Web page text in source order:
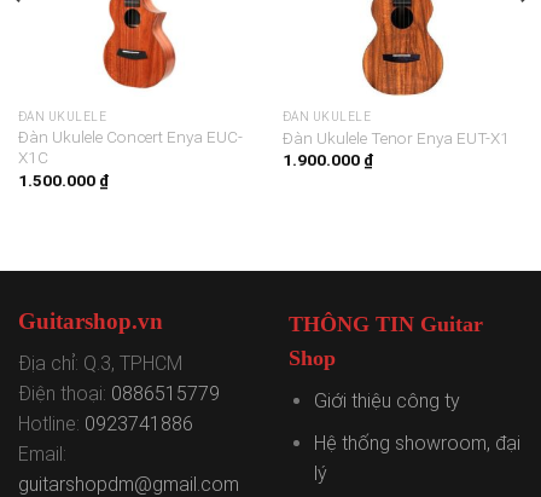
ĐÀN UKULELE
Đàn Ukulele Concert Enya EUC-
X1C
1.500.000 ₫
ĐÀN UKULELE
Đàn Ukulele Tenor Enya EUT-X1
1.900.000 ₫
Guitarshop.vn
Địa chỉ: Q.3, TPHCM
Điện thoại: 0886515779
Hotline: 0923741886
Email:
guitarshopdm@gmail.com
THÔNG TIN Guitar
Shop
Giới thiệu công ty
Hệ thống showroom, đại
lý